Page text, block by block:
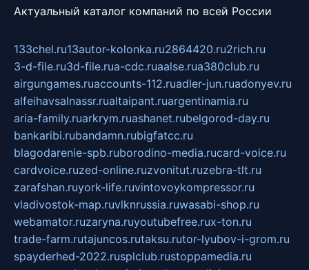
Актуальный каталог компаний по всей России
133chel.ru13autor-kolonka.ru2864420.ru2rich.ru
3-d-file.ru3d-file.rua-cdc.ruaalse.rua380club.ru
airgungames.ruaccounts-112.ruadler-jun.ruadonyev.ru
alfeihavsalnassr.rualtaipant.ruargentinamia.ru
aria-family.ruarkrym.ruashanet.rubelgorod-day.ru
bankaribi.rubandamn.rubigfatcc.ru
blagodarenie-spb.ruborodino-media.rucard-voice.ru
cardvoice.ruzed-online.ruzvonitut.ruzebra-tlt.ru
zarafshan.ruyork-life.ruvintovoykompressor.ru
vladivostok-map.ruvlknrussia.ruwasabi-shop.ru
webamator.ruzaryna.ruyoutubefree.rux-ton.ru
trade-farm.rutajuncos.rutaksu.rutor-lyubov-i-grom.ru
spayderhed-2022.rusplclub.rustoppamedia.ru